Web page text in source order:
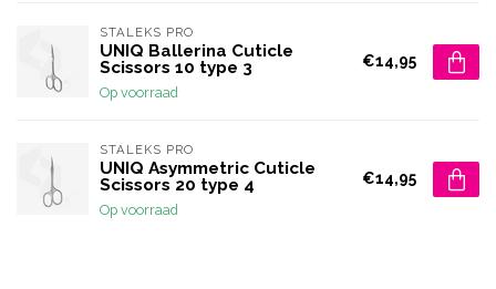
STALEKS PRO
UNIQ Ballerina Cuticle
Scissors 10 type 3
Op voorraad
€14,95
STALEKS PRO
UNIQ Asymmetric Cuticle
Scissors 20 type 4
Op voorraad
€14,95